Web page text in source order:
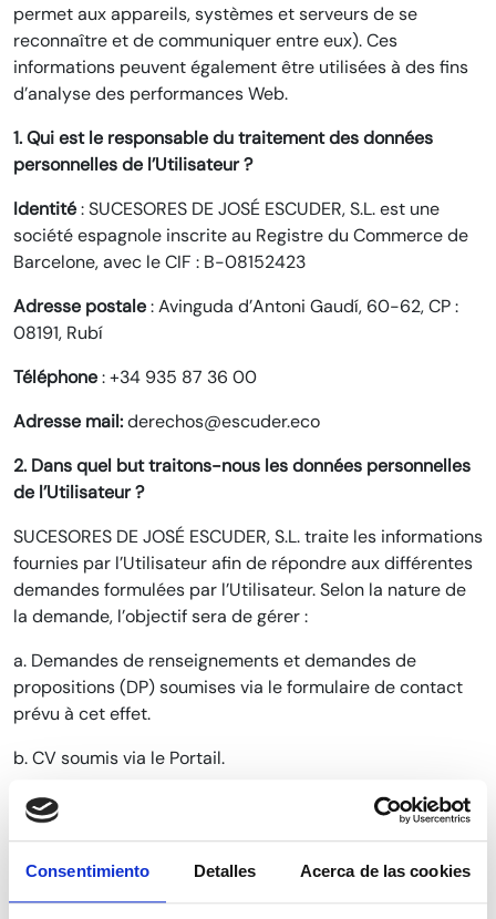
Consentimiento Detalles Acerca de las cookies
permet aux appareils, systèmes et serveurs de se
reconnaître et de communiquer entre eux). Ces
informations peuvent également être utilisées à des fins
d’analyse des performances Web.
1. Qui est le responsable du traitement des données
personnelles de l’Utilisateur ?
Identité: SUCESORES DE JOSÉ ESCUDER, S.L. est une
société espagnole inscrite au Registre du Commerce de
Barcelone, avec le CIF : B-08152423
Adresse postale: Avinguda d’Antoni Gaudí, 60-62, CP :
08191, Rubí
Téléphone: +34 935 87 36 00
Adresse mail:derechos@escuder.eco
2. Dans quel but traitons-nous les données personnelles
de l’Utilisateur ?
SUCESORES DE JOSÉ ESCUDER, S.L. traite les informations
fournies par l’Utilisateur afin de répondre aux différentes
demandes formulées par l’Utilisateur. Selon la nature de
la demande, l’objectif sera de gérer :
a. Demandes de renseignements et demandes de
propositions (DP) soumises via le formulaire de contact
prévu à cet effet.
b. CV soumis via le Portail.
c. Participation aux blogs, à travers les commentaires.
d. Communications via le canal de signalement.